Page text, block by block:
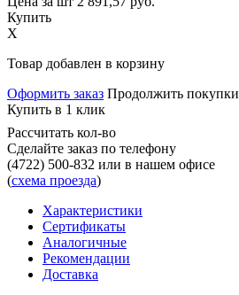
Купить
X
Товар добавлен в корзину
Оформить заказ Продолжить покупки
Купить в 1 клик
Рассчитать кол-во
Сделайте заказ по телефону
(4722) 500-832 или в нашем офисе
(схема проезда)
Характеристики
Сертификаты
Аналогичные
Рекомендации
Доставка